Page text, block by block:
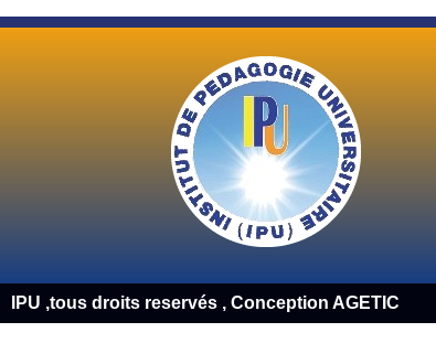
IPU ,tous droits reservés , Conception AGETIC